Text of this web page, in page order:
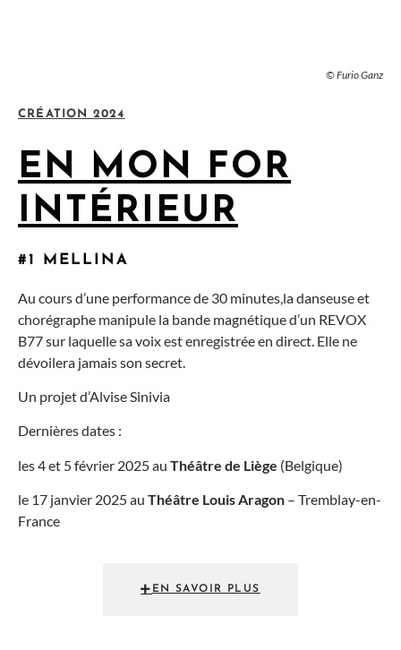
© Furio Ganz
CRÉATION 2024
EN MON FOR
INTÉRIEUR
#1 MELLINA
Au cours d’une performance de 30 minutes,la danseuse et
chorégraphe manipule la bande magnétique d’un REVOX
B77 sur laquelle sa voix est enregistrée en direct. Elle ne
dévoilera jamais son secret.
Un projet d’Alvise Sinivia
Dernières dates :
les 4 et 5 février 2025 au Théâtre de Liège (Belgique)
le 17 janvier 2025 au Théâtre Louis Aragon – Tremblay-en-
France
EN SAVOIR PLUS